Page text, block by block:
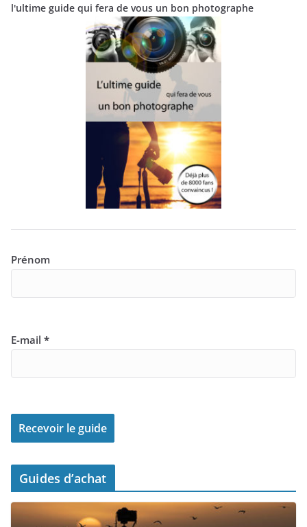
l'ultime guide qui fera de vous un bon photographe
Prénom
E-mail *
Guides d’achat